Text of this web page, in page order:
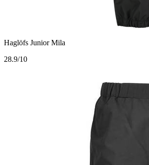
Haglöfs Junior Mila
28.9/10